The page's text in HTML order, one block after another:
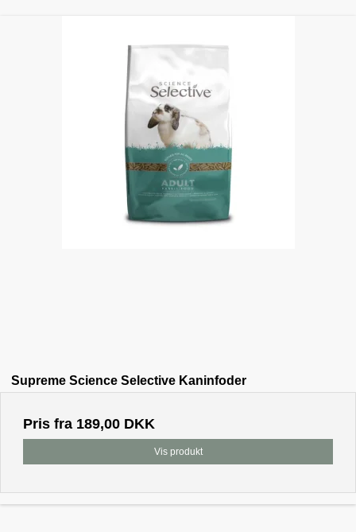
Supreme Science Selective Kaninfoder
Pris fra 189,00 DKK
Vis produkt